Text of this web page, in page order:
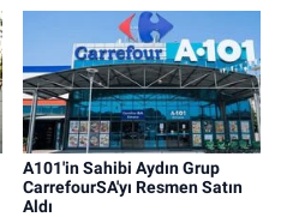
A101'in Sahibi Aydın Grup
CarrefourSA'yı Resmen Satın
Aldı